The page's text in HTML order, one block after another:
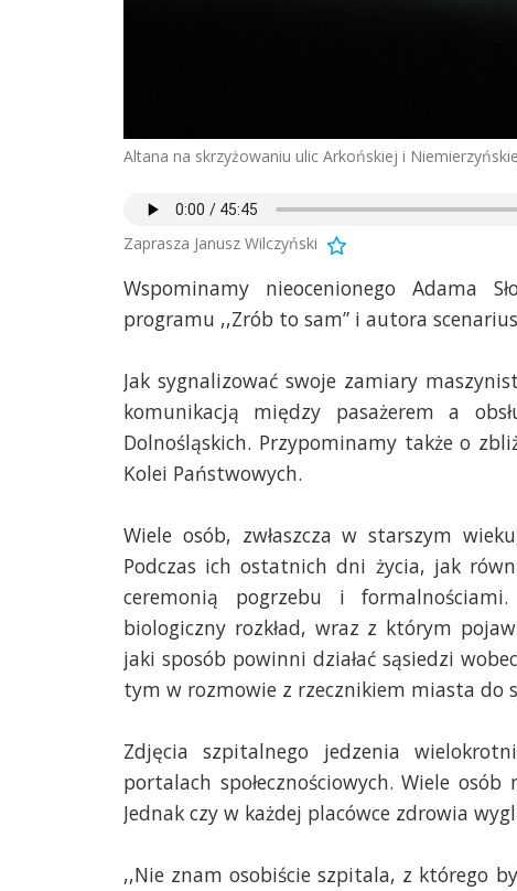
Altana na skrzyżowaniu ulic Arkońskiej i
Zaprasza Janusz Wilczyński
Wspominamy nieocenionego Adama
programu ,,Zrób to sam” i autora
Jak sygnalizować swoje zamiary
komunikacją między pasażerem a
Dolnośląskich. Przypominamy także o
Kolei Państwowych.
Wiele osób, zwłaszcza w starszym
Podczas ich ostatnich dni życia, jak
ceremonią pogrzebu i
biologiczny rozkład, wraz z którym
jaki sposób powinni działać sąsiedzi
tym w rozmowie z rzecznikiem miasta do
Zdjęcia szpitalnego jedzenia
portalach społecznościowych. Wiele
Jednak czy w każdej placówce zdrowia
,,Nie znam osobiście szpitala, z którego